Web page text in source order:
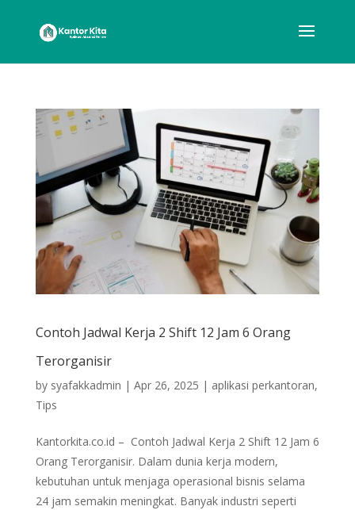
Contoh Jadwal Kerja 2 Shift 12 Jam 6 Orang
Terorganisir
by syafakkadmin | Apr 26, 2025 | aplikasi perkantoran,
Tips
Kantorkita.co.id – Contoh Jadwal Kerja 2 Shift 12 Jam 6
Orang Terorganisir. Dalam dunia kerja modern,
kebutuhan untuk menjaga operasional bisnis selama
24 jam semakin meningkat. Banyak industri seperti